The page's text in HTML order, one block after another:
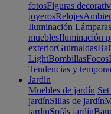
fotosFiguras
joyerosRelojes
Iluminación Lámparas
mueblesIluminación
exteriorGuirnaldas
LightBombillasFocos
Tendencias y
Jardín
Muebles de jardín
jardínSillas de jardín
jardínSofás jardín